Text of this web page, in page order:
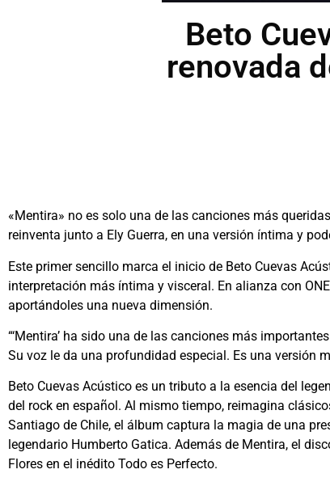
Beto
renovada
«Mentira» no es solo una de las canciones más
reinventa junto a Ely Guerra, en una versión íntima y
Este primer sencillo marca el inicio de Beto Cuevas
interpretación más íntima y visceral. En alianza con
aportándoles una nueva dimensión.
“‘Mentira’ ha sido una de las canciones más
Su voz le da una profundidad especial. Es una versión
Beto Cuevas Acústico es un tributo a la esencia del
del rock en español. Al mismo tiempo, reimagina
Santiago de Chile, el álbum captura la magia de una
legendario Humberto Gatica. Además de Mentira, el
Flores en el inédito Todo es Perfecto.